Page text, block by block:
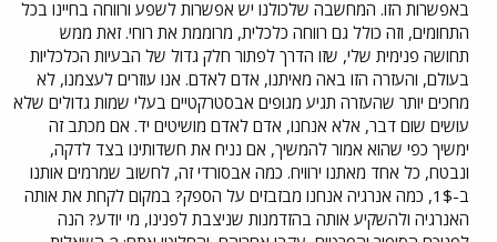
באפשרות הזו. המחשבה שלכולנו יש אפשרות לשפע ורווחה בחיינו בכל
התחומים, וזה כולל גם רווחה כלכלית, מרוממת את רוחי. זאת ממש
תחושה פנימית שלי, שזו הדרך לפתור חלק גדול של הבעיות הכלכליות
בעולם, והעזרה הזו באה מאיתנו, אדם לאדם. אנו עוזרים לעצמנו, לא
מחכים יותר שהעזרה תגיע מגופים אבסטרקטיים בעלי שמות גדולים שלא
עושים שום דבר, אלא אנחנו, אדם לאדם מושיטים יד. אם מכתב זה
ימשיך כפי שהוא אמור להמשיך, אם נניח את חשדותינו בצד לדקה,
ונבטח, כל אחד מאתנו ירוויח. כמה אבסורדי זה, לחשוב שמרמים אותנו
ב-1$, כמה אנרגיה אנחנו מבזבזים על הספק? במקום לקחת את אותה
האנרגיה ולהשקיע אותה בהזדמנות שניצבת לפנינו, מי יודע? הנה